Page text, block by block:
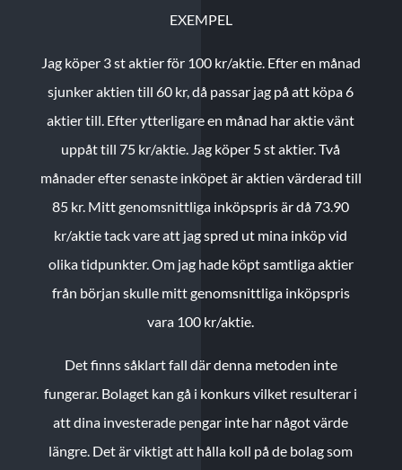
EXEMPEL
Jag köper 3 st aktier för 100 kr/aktie. Efter en månad
sjunker aktien till 60 kr, då passar jag på att köpa 6
aktier till. Efter ytterligare en månad har aktie vänt
uppåt till 75 kr/aktie. Jag köper 5 st aktier.Två
månader efter senaste inköpet är aktien värderad till
85 kr. Mitt genomsnittliga inköpspris är då 73.90
kr/aktie tack vare att jag spred ut mina inköp vid
olika tidpunkter. Om jag hade köpt samtliga aktier
från början skulle mitt genomsnittliga inköpspris
vara 100 kr/aktie.
Det finns såklart fall där denna metoden inte
fungerar. Bolaget kan gå i konkurs vilket resulterar i
att dina investerade pengar inte har något värde
längre. Det är viktigt att hålla koll på de bolag som